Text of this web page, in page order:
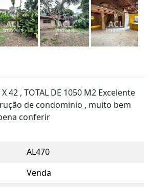
42 , TOTAL DE 1050 M2 Excelente
de condominio , muito bem
conferir
AL470
Venda